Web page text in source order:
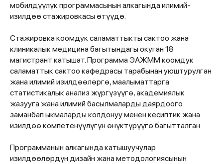
мобилдүүлүк программасынын алкагында илимий-
изилдөө стажировкасы өтүүдө.
Стажировка коомдук саламаттыкты сактоо жана
клиникалык медицина багытындагы окуган 18
магистрант катышат. Программа ЭАЖММ коомдук
саламаттык сактоо кафедрасы тарабынан уюштурулган
жана илимий изилдөөлөргө, маалыматтарга
статистикалык анализ жүргүзүүгө, академиялык
жазууга жана илимий басылмаларды даярдоого
заманбап ыкмаларды колдонуу менен кесиптик жана
изилдөө компетенүүлүгүн өнүктүрүүгө багытталган.
Программанын алкагында катышуучулар
изилдөөлөрдүн дизайн жана методологиясынын